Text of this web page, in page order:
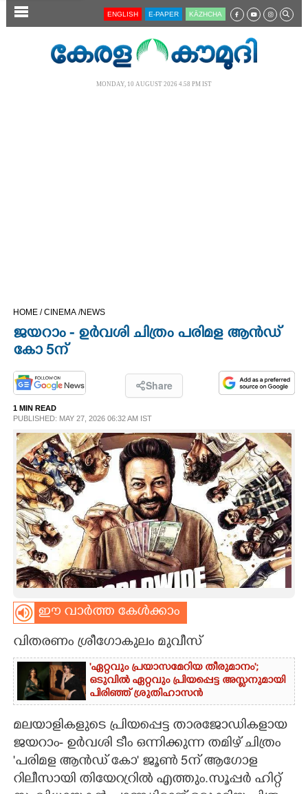
SECTIONS
LIFESTYLE
SPIRITUAL
INFO+
ART
ASTRO
CARTOONS
LITERATURE
ZOOM
CONTACT US
ENGLISH E-PAPER KĀZHCHA
MONDAY, 10 AUGUST 2026 4.58 PM IST
HOME /CINEMA /NEWS
ജയറാം - ഉർവശി ചിത്രം പരിമള ആൻഡ്
കോ 5ന്
Share
1 MIN READ
PUBLISHED: MAY 27, 2026 06:32 AM IST
ഈ വാർത്ത കേൾക്കാം
വിതരണം ശ്രീഗോകുലം മുവീസ്
'ഏറ്റവും പ്രയാസമേറിയ തീരുമാനം';
ഒടുവിൽ ഏറ്റവും പ്രിയപ്പെട്ട അസ്ലനുമായി
പിരിഞ്ഞ് ശ്രുതിഹാസൻ
മലയാളികളുടെ പ്രിയപ്പെട്ട താരജോഡികളായ
ജയറാം- ഉർവശി ടീം ഒന്നിക്കുന്ന തമിഴ് ചിത്രം
'പരിമള ആൻഡ് കോ' ജൂൺ 5ന് ആഗോള
റിലീസായി തിയേറ്രറിൽ എത്തും.സൂപ്പർ ഹിറ്റ്